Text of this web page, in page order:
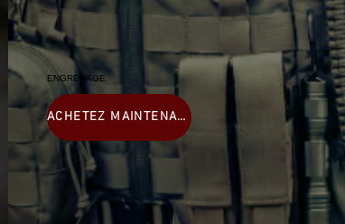
ENGRENAGE
ACHETEZ MAINTENANT